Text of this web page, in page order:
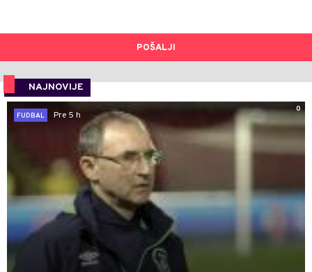
POŠALJI
NAJNOVIJE
0
FUDBAL
Pre 5 h